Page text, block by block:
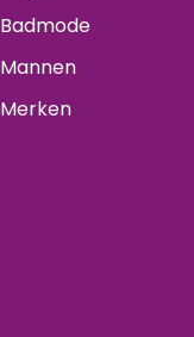
Badmode
Mannen
Merken